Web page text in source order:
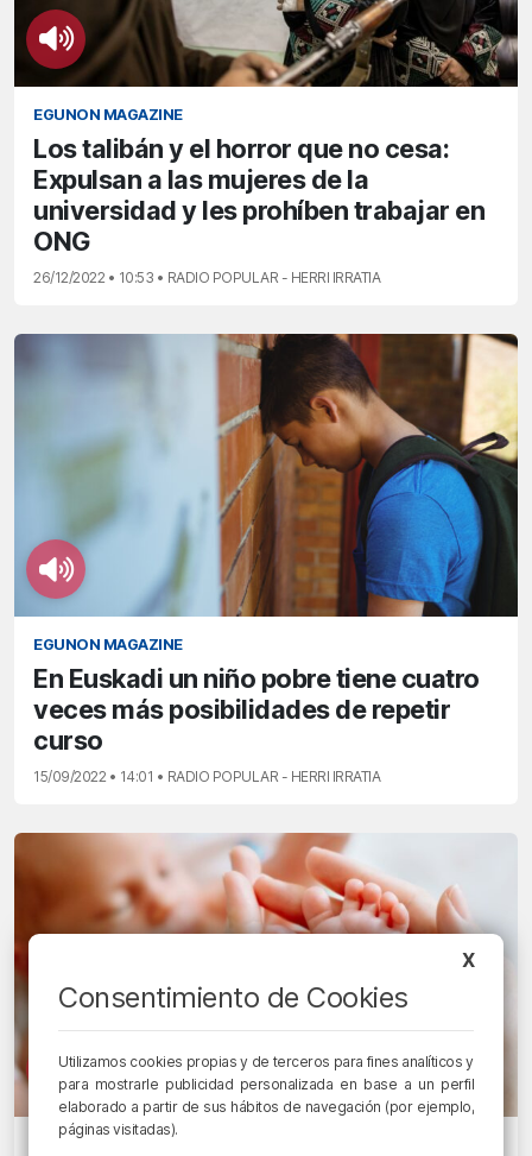
EGUNON MAGAZINE
Los talibán y el horror que no cesa:
Expulsan a las mujeres de la
universidad y les prohíben trabajar en
ONG
26/12/2022 • 10:53 • RADIO POPULAR - HERRI IRRATIA
EGUNON MAGAZINE
En Euskadi un niño pobre tiene cuatro
veces más posibilidades de repetir
curso
15/09/2022 • 14:01 • RADIO POPULAR - HERRI IRRATIA
MOLIENDO CAFÉ
X
Consentimiento de Cookies
Utilizamos cookies propias y de terceros para fines analíticos y
para mostrarle publicidad personalizada en base a un perfil
elaborado a partir de sus hábitos de navegación (por ejemplo,
páginas visitadas).